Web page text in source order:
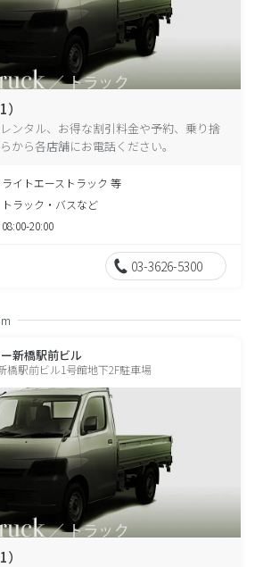
ンタル、お得な割引料金や予約、乗り捨
から各店舗にお電話ください。
ライトエーストラック 等
トラック・バスなど
08:00-20:00
03-3626-5300
新橋駅前ビル
橋駅前ビル1号館地下2F駐車場